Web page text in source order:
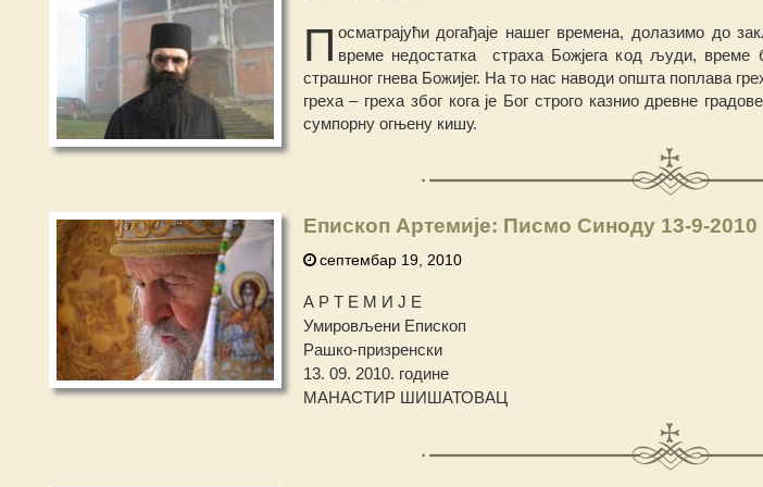
П осматрајући догађаје нашег времена, долазимо до
време недостатка страха Божјега код људи, време
страшног гнева Божијег. На то нас наводи општа поплава
греха – греха због кога је Бог строго казнио древне
сумпорну огњену кишу.
Епископ Артемије: Писмо Синоду 13-9-2010
септембар 19, 2010
А Р Т Е М И Ј Е
Умировљени Епископ
Рашко-призренски
13. 09. 2010. године
МАНАСТИР ШИШАТОВАЦ